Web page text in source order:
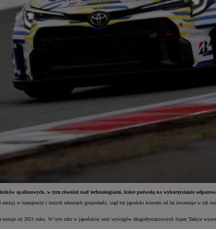
spalinowych, w tym również nad technologiami, które pozwolą na wykorzystanie
emisji w transporcie i innych sektorach gospodarki, stąd też japoński koncern od lat inwestuje w
od 2021 roku. W tym celu w japońskiej serii wyścigów długodystansowych Super Taikyu